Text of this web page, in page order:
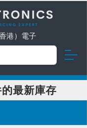
港）電子
最新庫存